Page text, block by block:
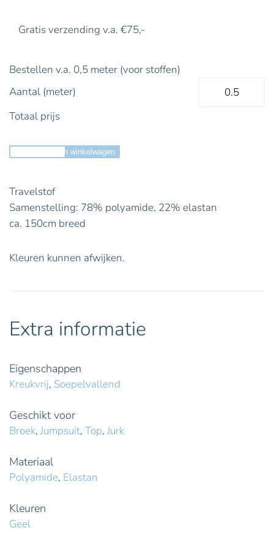
Gratis verzending v.a. €75,-
Bestellen v.a. 0,5 meter (voor stoffen)
Aantal (meter)
Totaal prijs
Toevoegen aan winkelwagen
Travelstof
Samenstelling: 78% polyamide, 22% elastan
ca. 150cm breed
Kleuren kunnen afwijken.
Extra informatie
Eigenschappen
Kreukvrij, Soepelvallend
Geschikt voor
Broek, Jumpsuit, Top, Jurk
Materiaal
Polyamide, Elastan
Kleuren
Geel